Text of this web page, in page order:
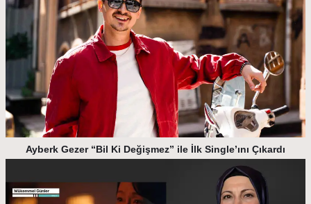
Ayberk Gezer “Bil Ki Değişmez” ile İlk Single’ını Çıkardı